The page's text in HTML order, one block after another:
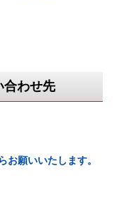
合わせ先
お願いいたします。